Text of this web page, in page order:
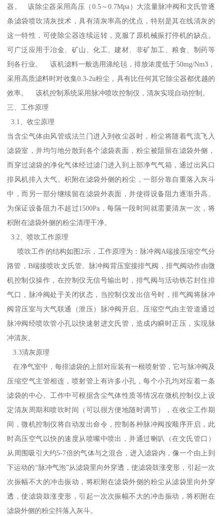
器。 该除尘器采用高压（0.5～0.7Mpa）大流量脉冲阀和文氏管逐
条滤袋喷吹清灰技术，具有清灰率高的优点，特别是其在线清灰的
这一特性，可使除尘器连续运转，克服了原机械振打停机的缺点。
可广泛应用于冶金、矿山、化工、建材、非矿加工、粮食、制药等
到各行业。 该机滤料一般选用涤纶毡，排放浓度低于50mg/Nm3，
采用高质滤料时对收集0.3-2u粉尘，具有比任何其它除尘器都优越的
效率。 该机控制系统采用脉冲喷吹控制仪，清灰实现自动控制。
三、工作原理
3.1、收尘原理
当含尘气体由风管或法兰门进入到收尘器时，粉尘将随着气流飞入
滤袋室，并均匀地分散到各个滤袋表面，粉尘被阻留在滤袋外侧，
而穿过滤袋的净化气体经过滤门进入到上部净气气箱，通过出风口
排风机排入大气。积附在滤袋外侧的粉尘，一部分靠自重落入灰斗
中，而另一部分继续留在滤袋外表面，并使得设备阻力逐渐升高。
为保证设备阻力不超过1500Pa，每隔一段时间就需要清灰一次，将
积附在滤袋外侧的粉尘清理干净。
3.2、喷吹工作原理
喷吹工作的结构如图2示，工作原理为：脉冲阀A端接压缩空气分
路管，B端接喷吹文氏管。脉冲阀背压室接排气阀，排气阀动作由微
机控制仪操作，在控制仪无信号输出时，排气阀与活动铁芯封住排
气口，脉冲阀处于关闭状态，当控制仪发出信号时，排气阀将脉冲
阀背压室与大气联通（泄压）脉冲阀开启。压缩空气由主管道通过
脉冲阀经喷吹管小孔以快速射进文氏管，造成内瞬时正压，实现脉
冲清灰。
3.3清灰原理
在净气室中，每排滤袋的上部对应装有一根喷射管，它与脉冲阀及
压缩空气主管相连，喷射管上有许多小孔，每个小孔均对应着一条
滤袋的中心。工作中可根据含尘气体性质等情况在微机控制仪上设
定清灰周期和喷吹时间（可以很方便地随时调节），在收尘工作期
间，微机控制仪将自动发出命令，控制各种脉冲阀按顺序开启，此
时高压空气以快的速度从喷嘴中喷出，并通过喇叭（在文氏管口）
从周围吸引大约5-7倍的气体与之混合，进入滤袋内，像一个由上到
下运动的“脉冲气泡”从滤袋里向外穿透，使滤袋鼓涨变形，引起一次
次振幅不大的冲击振动，将积附在滤袋外侧的粉尘从滤袋里向外穿
透，使滤袋鼓涨变形，引起一次次振幅不大的冲击振动，将积附在
滤袋外侧的粉尘抖落入灰斗。